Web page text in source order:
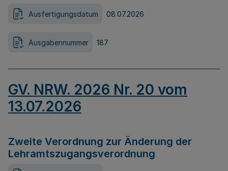
Ausfertigungsdatum 08.07.2026
Ausgabennummer 187
GV. NRW. 2026 Nr. 20 vom
13.07.2026
Zweite Verordnung zur Änderung der
Lehramtszugangsverordnung